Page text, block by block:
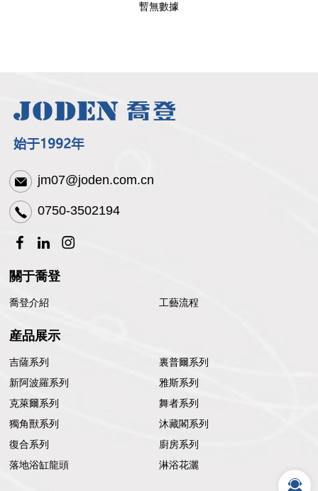
暫無數據
jm07@joden.com.cn
0750-3502194
關于喬登
喬登介紹 工藝流程
産品展示
吉薩系列
裏普爾系列
新阿波羅系列
雅斯系列
克萊爾系列
舞者系列
獨角獸系列
沐藏閣系列
復合系列
廚房系列
落地浴缸龍頭
淋浴花灑